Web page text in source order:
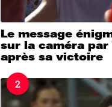
Le message
sur la caméra
après sa victoire
2